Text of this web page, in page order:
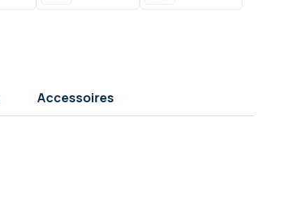
Accessoires